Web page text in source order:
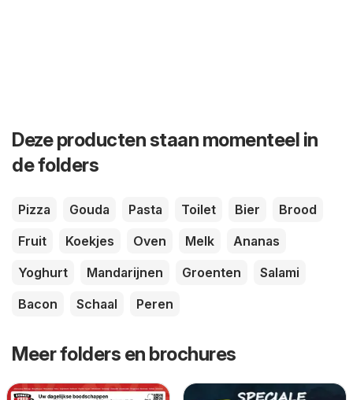
Deze producten staan momenteel in
de folders
Pizza Gouda Pasta Toilet Bier
Brood
Fruit
Koekjes Oven Melk
Ananas
Yoghurt
Mandarijnen Groenten
Salami
Bacon
Schaal Peren
Meer folders en brochures